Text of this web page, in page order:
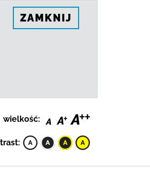
ZAMKNIJ
wielkość: